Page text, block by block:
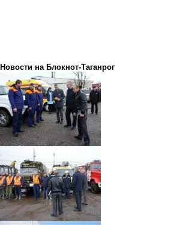
Новости на Блoкнoт-Таганрог